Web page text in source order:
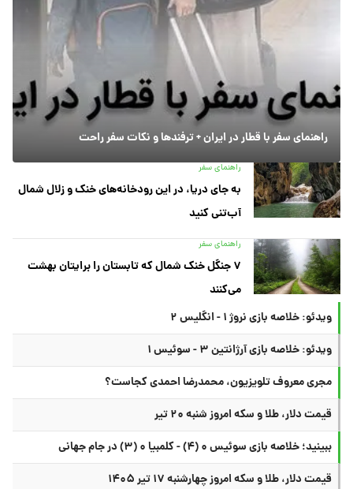
راهنمای سفر با قطار در ایران + ترفندها و نکات سفر راحت
راهنمای سفر
به جای دریا، در این رودخانه‌های خنک و زلال شمال
آب‌تنی کنید
راهنمای سفر
۷ جنگل خنک شمال که تابستان را برایتان بهشت
می‌کنند
ویدئو: خلاصه بازی نروژ ۱ - انگلیس ۲
ویدئو: خلاصه بازی آرژانتین ۳ - سوئیس ۱
مجری معروف تلویزیون، محمدرضا احمدی کجاست؟
قیمت دلار، طلا و سکه امروز شنبه ۲۰ تیر
ببینید؛ خلاصه بازی سوئیس ۰ (۴) - کلمبیا ۰ (۳) در جام جهانی
قیمت دلار، طلا و سکه امروز چهارشنبه ۱۷ تیر ۱۴۰۵